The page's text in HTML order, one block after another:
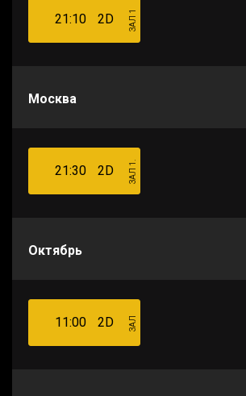
21:10 2D ЗАЛ 1
Москва
21:30 2D ЗАЛ 1.
Октябрь
11:00 2D ЗАЛ